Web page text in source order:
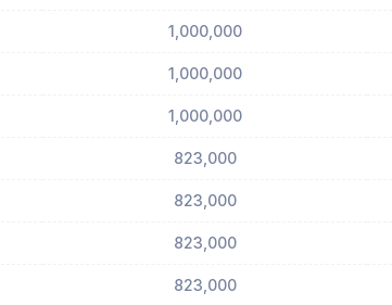
1,000,000
1,000,000
1,000,000
823,000
823,000
823,000
823,000